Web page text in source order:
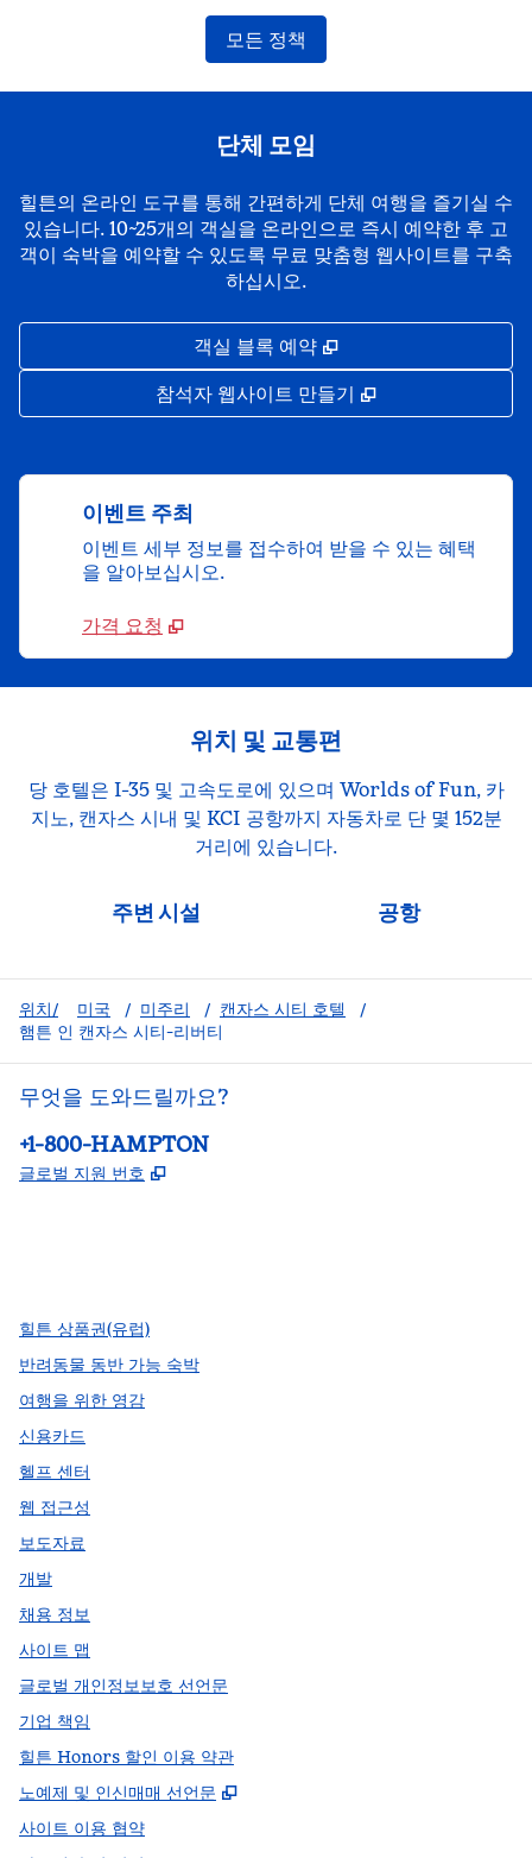
모든 정책
단체 모임
힐튼의 온라인 도구를 통해 간편하게 단체 여행을 즐기실 수
있습니다. 10~25개의 객실을 온라인으로 즉시 예약한 후 고
객이 숙박을 예약할 수 있도록 무료 맞춤형 웹사이트를 구축
하십시오.
객실 블록 예약 ,
참석자 웹사이트 만들기 ,
이벤트 주최
이벤트 세부 정보를 접수하여 받을 수 있는 혜택
을 알아보십시오.
가격 요청
위치 및 교통편
당 호텔은 I-35 및 고속도로에 있으며 Worlds of Fun, 카
지노, 캔자스 시내 및 KCI 공항까지 자동차로 단 몇 152분
거리에 있습니다.
주변 시설 공항
위치/ 미국 / 미주리 / 캔자스 시티 호텔
/
햄튼 인 캔자스 시티-리버티
무엇을 도와드릴까요?
전화:
+1-800-HAMPTON
글로벌 지원 번호 ,
힐튼 상품권(유럽)
반려동물 동반 가능 숙박
여행을 위한 영감
신용카드
헬프 센터
웹 접근성
보도자료
개발
채용 정보
사이트 맵
글로벌 개인정보보호 선언문
기업 책임
힐튼 Honors 할인 이용 약관
노예제 및 인신매매 선언문
,
사이트 이용 협약